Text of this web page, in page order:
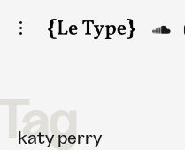
Skip
to
Le Type
toggle
open/close
katy perry